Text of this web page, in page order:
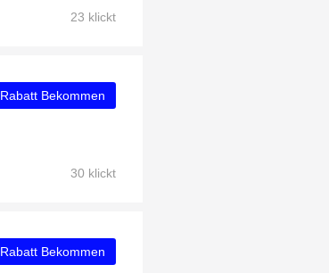
23 klickt
Rabatt Bekommen
30 klickt
Rabatt Bekommen